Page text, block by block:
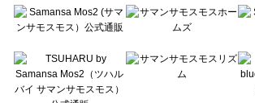
Te chichi（テチチ）のレッグウェア一覧
Te chichi CLASSIC（テチチ クラシック）のレッグウェア一覧
Lugnoncure（ルノンキュール）のレッグウェア一覧
BETTY'S BLUE（べティーズブルー）のレッグウェア一覧
Wpc.（ワールドパーティー）のレッグウェア一覧